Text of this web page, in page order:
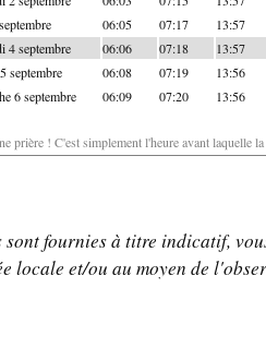
06:05 07:17 13:57
4 septembre 06:06 07:18 13:57
septembre 06:08 07:19 13:56
6 septembre 06:09 07:20 13:56
prière ! C'est simplement l'heure avant laquelle
sont fournies à titre indicatif,
locale et/ou au moyen de